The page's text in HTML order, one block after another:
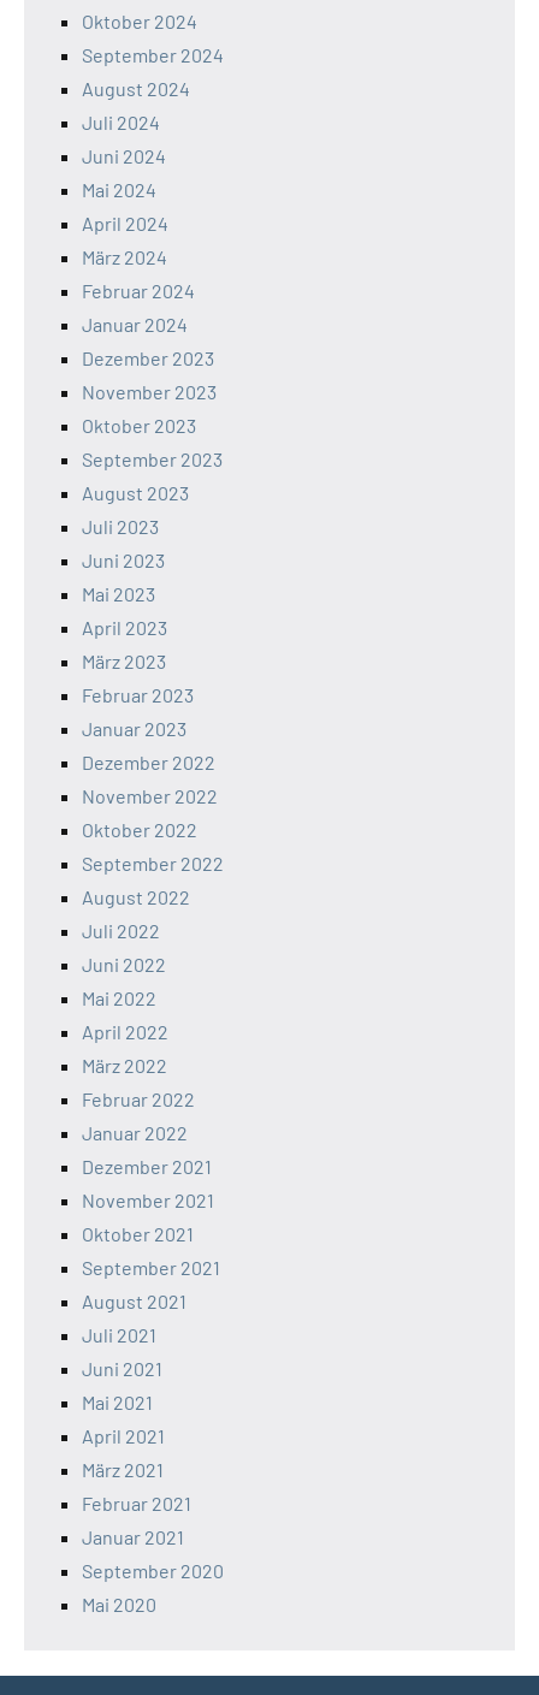
Oktober 2024
September 2024
August 2024
Juli 2024
Juni 2024
Mai 2024
April 2024
März 2024
Februar 2024
Januar 2024
Dezember 2023
November 2023
Oktober 2023
September 2023
August 2023
Juli 2023
Juni 2023
Mai 2023
April 2023
März 2023
Februar 2023
Januar 2023
Dezember 2022
November 2022
Oktober 2022
September 2022
August 2022
Juli 2022
Juni 2022
Mai 2022
April 2022
März 2022
Februar 2022
Januar 2022
Dezember 2021
November 2021
Oktober 2021
September 2021
August 2021
Juli 2021
Juni 2021
Mai 2021
April 2021
März 2021
Februar 2021
Januar 2021
September 2020
Mai 2020